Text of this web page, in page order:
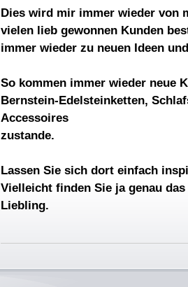
Dies wird mir immer wieder von
vielen lieb gewonnen Kunden
immer wieder zu neuen Ideen
So kommen immer wieder neue
Bernstein-Edelsteinketten,
Accessoires
zustande.
Lassen Sie sich dort einfach
Vielleicht finden Sie ja genau
Liebling.